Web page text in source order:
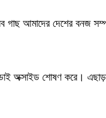
গাছ আমাদের দেশের বনজ
অক্সাইড শোষণ করে।